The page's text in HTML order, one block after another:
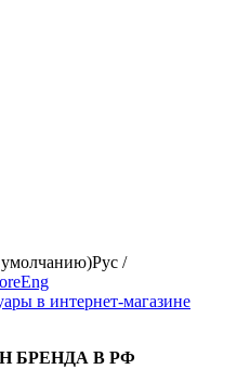
Рус /
Eng
БРЕНДА В РФ